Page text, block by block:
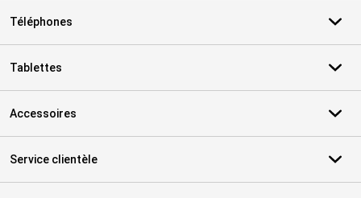
Téléphones
Tablettes
Accessoires
Service clientèle